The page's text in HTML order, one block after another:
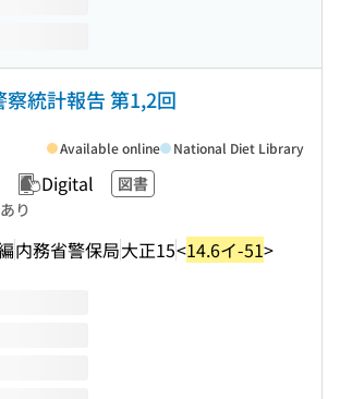
察統計報告 第1,2回
Digital
図書
り
内務省警保局大正15<14.6イ-51>
Available online National Diet Library